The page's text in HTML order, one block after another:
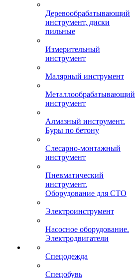
Деревообрабатывающий
инструмент, диски
пильные
Измерительный
инструмент
Малярный инструмент
Металлообрабатывающий
инструмент
Алмазный инструмент.
Буры по бетону
Слесарно-монтажный
инструмент
Пневматический
инструмент.
Оборудование для СТО
Электроинструмент
Насосное оборудование.
Электродвигатели
Спецодежда
Спецобувь